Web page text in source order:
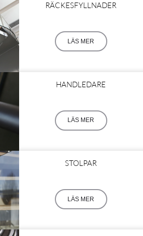
RÄCKESFYLLNADER
LÄS MER
HANDLEDARE
LÄS MER
STOLPAR
LÄS MER